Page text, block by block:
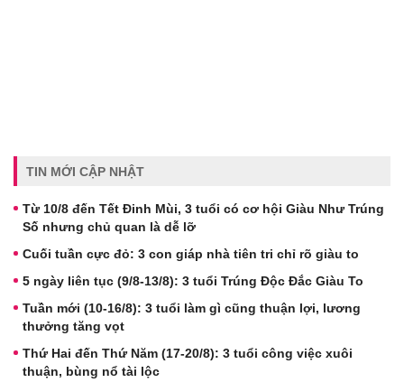
TIN MỚI CẬP NHẬT
Từ 10/8 đến Tết Đinh Mùi, 3 tuổi có cơ hội Giàu Như Trúng
Số nhưng chủ quan là dễ lỡ
Cuối tuần cực đỏ: 3 con giáp nhà tiên tri chỉ rõ giàu to
5 ngày liên tục (9/8-13/8): 3 tuổi Trúng Độc Đắc Giàu To
Tuần mới (10-16/8): 3 tuổi làm gì cũng thuận lợi, lương
thưởng tăng vọt
Thứ Hai đến Thứ Năm (17-20/8): 3 tuổi công việc xuôi
thuận, bùng nổ tài lộc